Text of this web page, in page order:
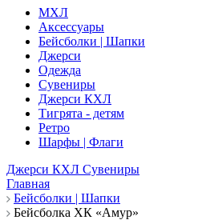
MXЛ
Аксессуары
Бейсболки | Шапки
Джерси
Одежда
Сувениры
Джерси КХЛ
Тигрята - детям
Ретро
Шарфы | Флаги
Джерси КХЛ Сувениры
Главная
Бейсболки | Шапки
Бейсболка ХК «Амур»